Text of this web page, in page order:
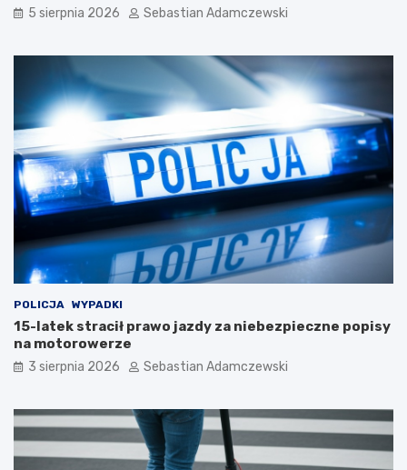
5 sierpnia 2026 Sebastian Adamczewski
POLICJA WYPADKI
15-latek stracił prawo jazdy za niebezpieczne popisy
na motorowerze
3 sierpnia 2026 Sebastian Adamczewski